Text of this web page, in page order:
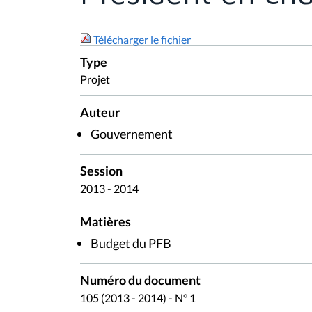
Télécharger le fichier
Type
Projet
Auteur
Gouvernement
Session
2013 - 2014
Matières
Budget du PFB
Numéro du document
105 (2013 - 2014) - N° 1